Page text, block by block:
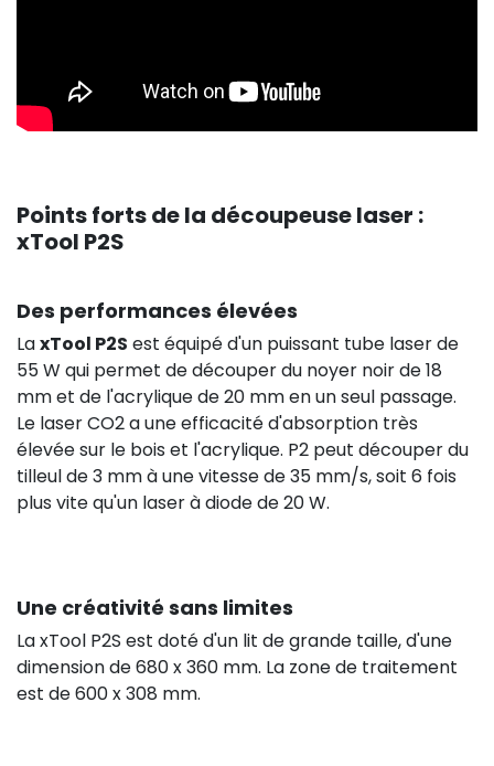
Points forts de la découpeuse laser :
xTool P2S
Des performances élevées
LaxTool P2S est équipé d'un puissant tube laser de
55 W qui permet de découper du noyer noir de 18
mm et de l'acrylique de 20 mm en un seul passage.
Le laser CO2 a une efficacité d'absorption très
élevée sur le bois et l'acrylique. P2 peut découper du
tilleul de 3 mm à une vitesse de 35 mm/s, soit 6 fois
plus vite qu'un laser à diode de 20 W.
Une créativité sans limites
La xTool P2S est doté d'un lit de grande taille, d'une
dimension de 680 x 360 mm. La zone de traitement
est de 600 x 308 mm.